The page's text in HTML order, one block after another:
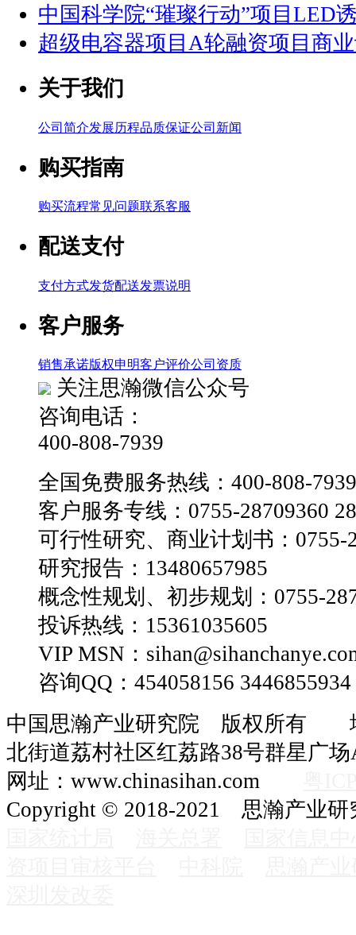
中国科学院“璀璨行动”项目LED
超级电容器项目A轮融资项目商
关于我们
公司简介发展历程品质保证公司新闻
购买指南
购买流程常见问题联系客服
配送支付
支付方式发货配送发票说明
客户服务
销售承诺版权申明客户评价公司资质
关注思瀚微信公众号
咨询电话：
400-808-7939
全国免费服务热线：400-808-7939
客户服务专线：0755-28709360
可行性研究、商业计划书：0755-
研究报告：13480657985
概念性规划、初步规划：0755-
投诉热线：15361035605
VIP MSN：
咨询QQ：454058156 3446855934
中国思瀚产业研究院 版权所有
北街道荔村社区红荔路38号群星广
网址：www.chinasihan.com
Copyright © 2018-2021 思瀚产业研